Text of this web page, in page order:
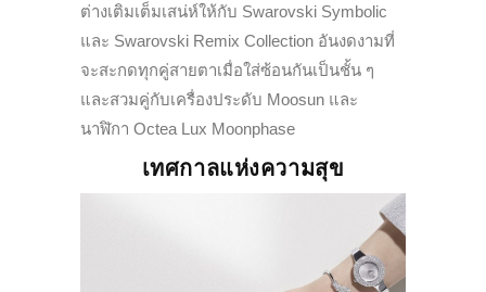
ต่างเติมเต็มเสน่ห์ให้กับ Swarovski Symbolic
และ Swarovski Remix Collection อันงดงามที่
จะสะกดทุกคู่สายตาเมื่อใส่ซ้อนกันเป็นชั้น ๆ
และสวมคู่กับเครื่องประดับ Moosun และ
นาฬิกา Octea Lux Moonphase
เทศกาลแห่งความสุข